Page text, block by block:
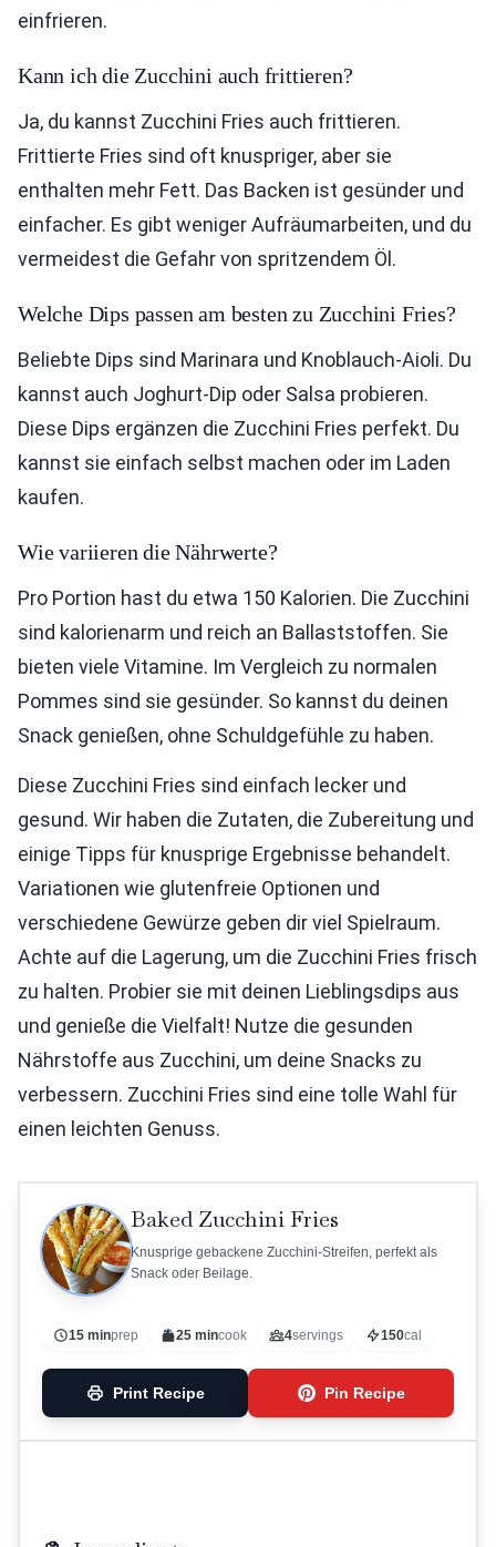
einfrieren.
Kann ich die Zucchini auch frittieren?
Ja, du kannst Zucchini Fries auch frittieren.
Frittierte Fries sind oft knuspriger, aber sie
enthalten mehr Fett. Das Backen ist gesünder und
einfacher. Es gibt weniger Aufräumarbeiten, und du
vermeidest die Gefahr von spritzendem Öl.
Welche Dips passen am besten zu Zucchini Fries?
Beliebte Dips sind Marinara und Knoblauch-Aioli. Du
kannst auch Joghurt-Dip oder Salsa probieren.
Diese Dips ergänzen die Zucchini Fries perfekt. Du
kannst sie einfach selbst machen oder im Laden
kaufen.
Wie variieren die Nährwerte?
Pro Portion hast du etwa 150 Kalorien. Die Zucchini
sind kalorienarm und reich an Ballaststoffen. Sie
bieten viele Vitamine. Im Vergleich zu normalen
Pommes sind sie gesünder. So kannst du deinen
Snack genießen, ohne Schuldgefühle zu haben.
Diese Zucchini Fries sind einfach lecker und
gesund. Wir haben die Zutaten, die Zubereitung und
einige Tipps für knusprige Ergebnisse behandelt.
Variationen wie glutenfreie Optionen und
verschiedene Gewürze geben dir viel Spielraum.
Achte auf die Lagerung, um die Zucchini Fries frisch
zu halten. Probier sie mit deinen Lieblingsdips aus
und genieße die Vielfalt! Nutze die gesunden
Nährstoffe aus Zucchini, um deine Snacks zu
verbessern. Zucchini Fries sind eine tolle Wahl für
einen leichten Genuss.
Baked Zucchini Fries
Knusprige gebackene Zucchini-Streifen, perfekt als
Snack oder Beilage.
15 minprep 25 mincook 4servings 150cal
Print Recipe Pin Recipe